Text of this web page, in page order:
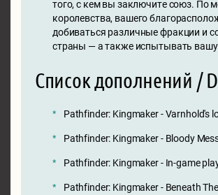
того, с кем вы заключите союз. По
королевства, вашего
добиваться различные фракции и
страны — а также испытывать вашу
Список дополнений /
Pathfinder: Kingmaker - Varnhold's
Pathfinder: Kingmaker - Bloody
Pathfinder: Kingmaker - In-game
Pathfinder: Kingmaker - Beneath